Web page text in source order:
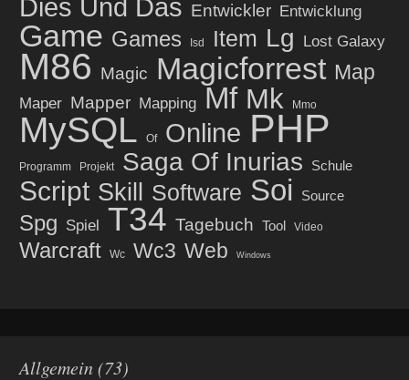
Dies Und Das Entwickler Entwicklung
Game Games Isd Item Lg Lost Galaxy
M86 Magic Magicforrest Map
Maper Mapper Mapping Mf Mk Mmo
MySQL Of Online PHP
Programm Projekt Saga Of Inurias Schule
Script Skill Software Soi Source
Spg Spiel T34 Tagebuch Tool Video
Warcraft Wc Wc3 Web Windows
Allgemein(73)